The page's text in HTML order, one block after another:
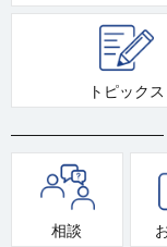
トピックス
相談